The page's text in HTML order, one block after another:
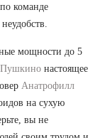
команде
мощности до 5
Пушкино настоящее
Анатрофилл
на сухую
вы не